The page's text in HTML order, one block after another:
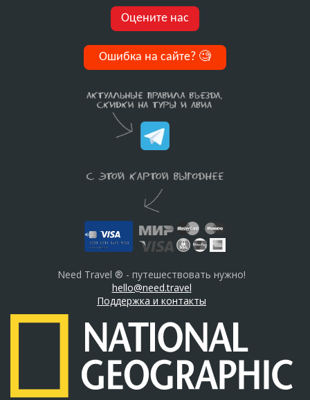
Оцените нас
Ошибка на сайте? 🧐
Need Travel ® - путешествовать нужно!
hello@need.travel
Поддержка и контакты